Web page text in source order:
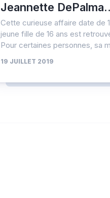
Jeannette
Cette curieuse affaire date de
jeune fille de 16 ans est
Pour certaines personnes, sa
19 JUILLET 2019